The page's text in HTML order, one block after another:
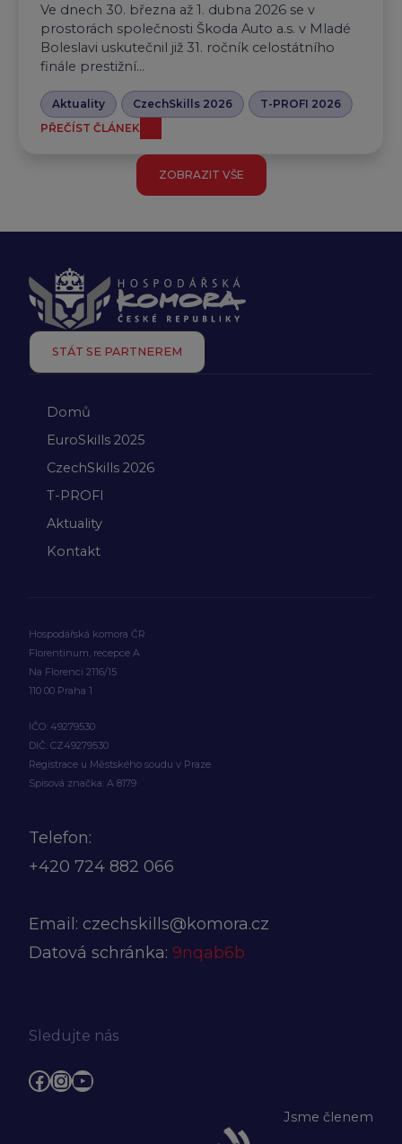
Ve dnech 30. března až 1. dubna 2026 se v
prostorách společnosti Škoda Auto a.s. v Mladé
Boleslavi uskutečnil již 31. ročník celostátního
finále prestižní...
Aktuality CzechSkills 2026
T-PROFI 2026
PŘEČÍST ČLÁNEK
ZOBRAZIT VŠE
STÁT SE PARTNEREM
Domů
EuroSkills 2025
CzechSkills 2026
T-PROFI
Aktuality
Kontakt
Hospodářská komora ČR
Florentinum, recepce A
Na Florenci 2116/15
110 00 Praha 1
IČO: 49279530
DIČ: CZ49279530
Registrace u Městského soudu v Praze
Spisová značka: A 8179
Telefon:
+420 724 882 066
Email: czechskills@komora.cz
Datová schránka: 9nqab6b
Sledujte nás
Facebook
Instagram
YouTube
Jsme členem